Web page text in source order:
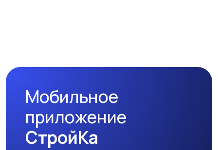
оптические приборы
Мобильное
приложение
СтройКа